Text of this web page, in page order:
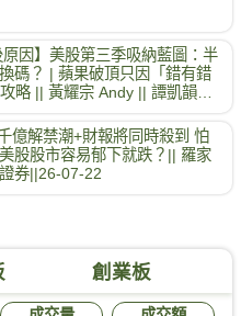
原因】美股第三季吸納藍圖：半
碼？ | 蘋果破頂只因「錯有錯
略 || 黃耀宗 Andy || 譚凱韻
億解禁潮+財報將同時殺到 怕
股股市容易郁下就跌？|| 羅家
券||26-07-22
創業板